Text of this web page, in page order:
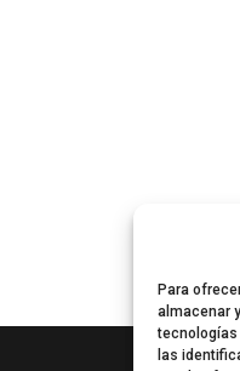
Para
almacenar
tecnologías
las